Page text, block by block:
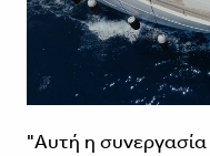
"Αυτή η συνεργασία